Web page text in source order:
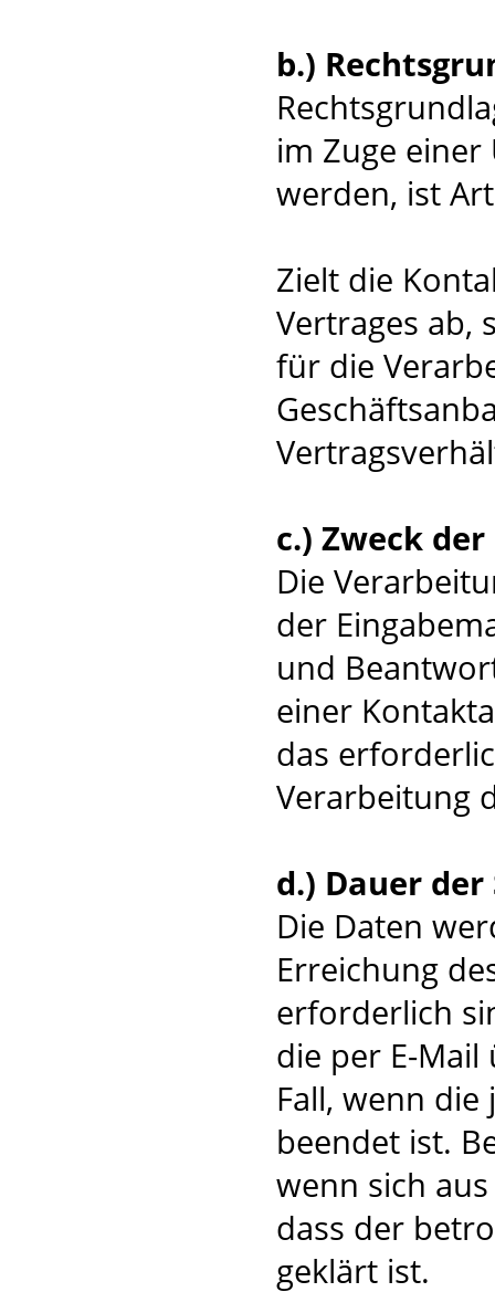
b.)
im Zuge
werden, ist
Zielt die
Vertrages ab,
für die
c.) Zweck
Die
der
und
einer
das
Verarbeitung
d.) Dauer
Die Daten
Erreichung
erforderlich
die per E-
Fall, wenn
beendet ist.
wenn sich
dass der
geklärt ist.